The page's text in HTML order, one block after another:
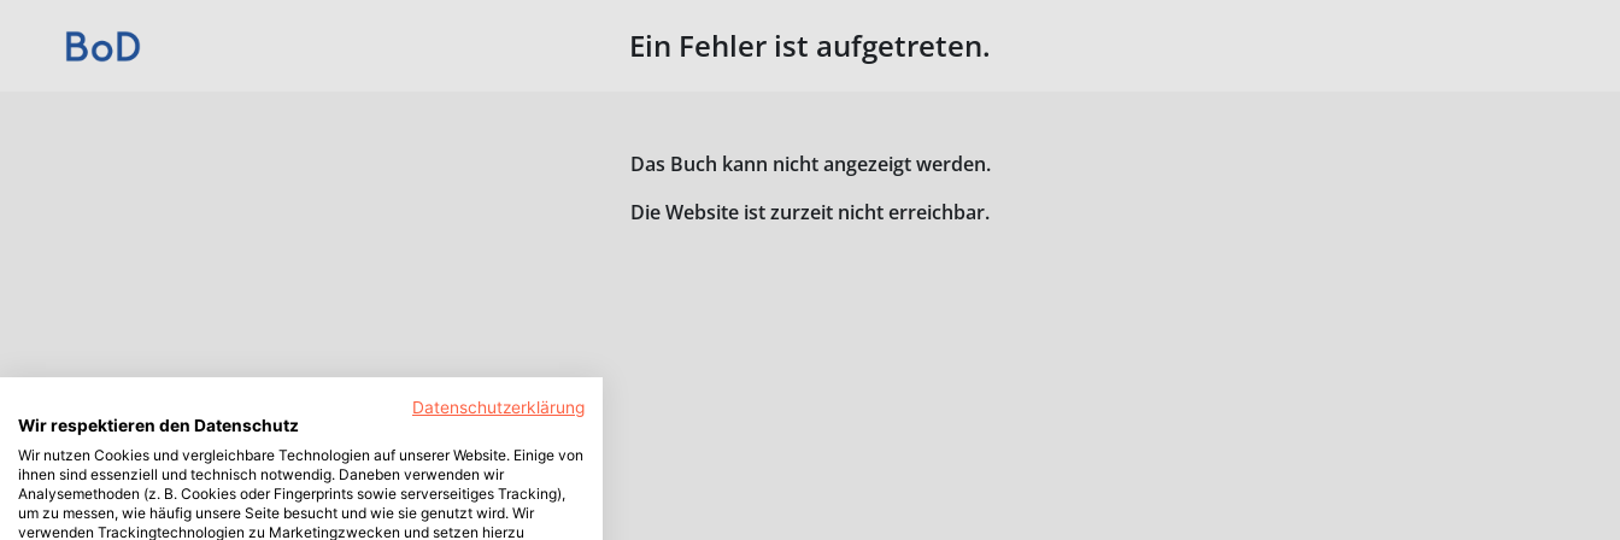
Ein Fehler ist aufgetreten.
Das Buch kann nicht angezeigt werden.
Die Website ist zurzeit nicht erreichbar.
Datenschutzerklärung
Wir respektieren den Datenschutz
Wir nutzen Cookies und vergleichbare Technologien auf unserer Website. Einige von
ihnen sind essenziell und technisch notwendig. Daneben verwenden wir
Analysemethoden (z. B. Cookies oder Fingerprints sowie serverseitiges Tracking),
um zu messen, wie häufig unsere Seite besucht und wie sie genutzt wird. Wir
verwenden Trackingtechnologien zu Marketingzwecken und setzen hierzu